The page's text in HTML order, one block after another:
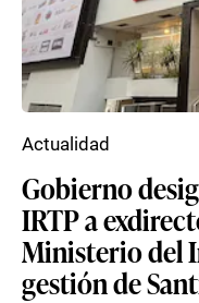
Gobierno
IRTP a
Ministerio del
gestión de
Actualidad